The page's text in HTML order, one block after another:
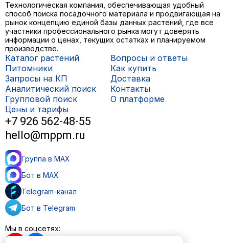
Технологическая компания, обеспечивающая удобный
способ поиска посадочного материала и продвигающая на
рынок концепцию единой базы данных растений, где все
участники профессионального рынка могут доверять
информации о ценах, текущих остатках и планируемом
производстве.
Каталог растений
Питомники
Запросы на КП
Аналитический поиск
Групповой поиск
Цены и тарифы
Вопросы и ответы
Как купить
Доставка
Контакты
О платформе
+7 926 562-48-55
hello@mppm.ru
Группа в MAX
Бот в MAX
Telegram-канал
Бот в Telegram
Мы в соцсетях: